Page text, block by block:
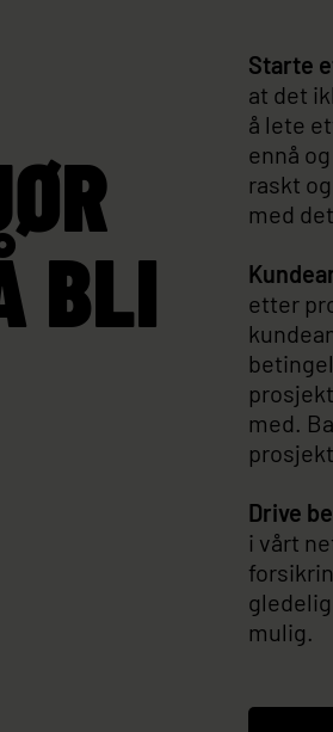
BLI
Starte
at det
å lete
ennå
raskt
med
etter
med.
Drive
i vårt
mulig.